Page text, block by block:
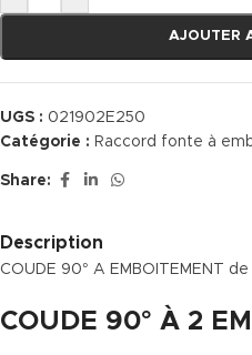
AJOUTER
UGS : 021902E250
Catégorie : Raccord fonte à
Share:
Description
COUDE 90° A EMBOITEMENT
COUDE 90° À 2